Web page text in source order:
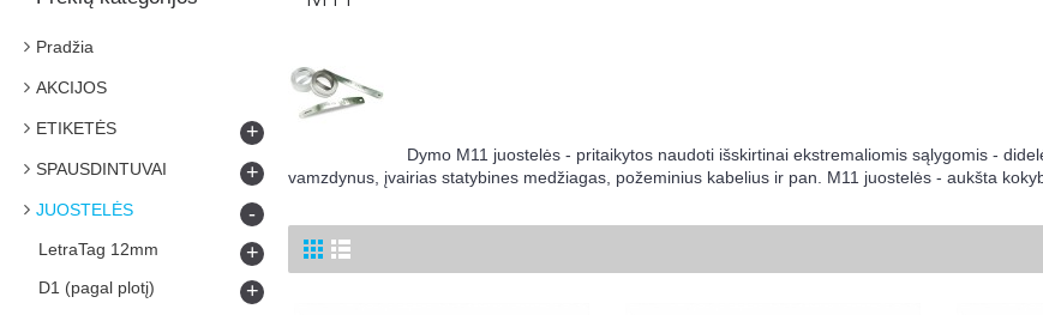
Pradžia
AKCIJOS
ETIKETĖS +
SPAUSDINTUVAI +
JUOSTELĖS -
LetraTag 12mm +
D1 (pagal plotį) +
Dymo M11 juostelės - pritaikytos naudoti išskirtinai ekstremaliomis sąlygomis -
vamzdynus, įvairias statybines medžiagas, požeminius kabelius ir pan. M11 juostelės - aukšta